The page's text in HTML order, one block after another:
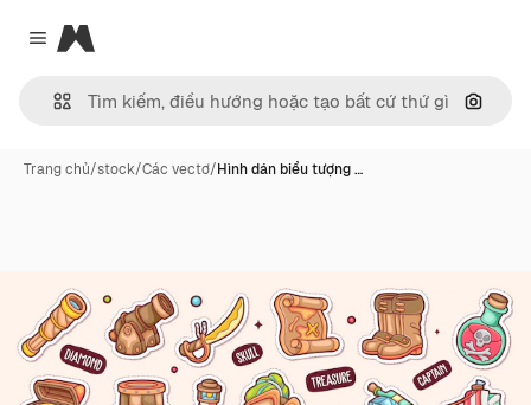
Close menu
Magnific
Tìm
Trang chủ/stock/Các vectơ/Hình dán biểu tượng …